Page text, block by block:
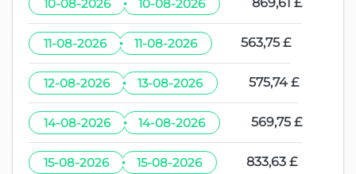
10-08-2026 10-08-2026
11-08-2026 · 11-08-2026 563,75 £
12-08-2026 · 13-08-2026 575,74 £
14-08-2026 · 14-08-2026 569,75 £
15-08-2026 · 15-08-2026 833,63 £